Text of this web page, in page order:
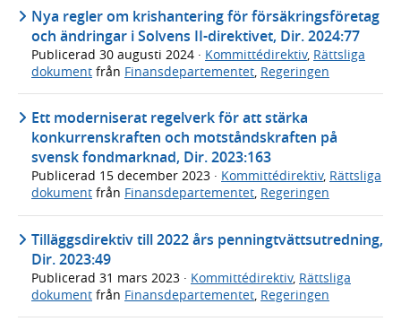
Nya regler om krishantering för försäkringsföretag
och ändringar i Solvens II-direktivet, Dir. 2024:77
Publicerad 30 augusti 2024 · Kommittédirektiv, Rättsliga
dokument från Finansdepartementet Regeringen
Ett moderniserat regelverk för att stärka
konkurrenskraften och motståndskraften på
svensk fondmarknad, Dir. 2023:163
Publicerad 15 december 2023 · Kommittédirektiv, Rättsliga
dokument från Finansdepartementet, Regeringen
Tilläggsdirektiv till 2022 års penningtvättsutredning,
Dir. 2023:49
Publicerad 31 mars 2023 · Kommittédirektiv, Rättsliga
dokument från Finansdepartementet, Regeringen